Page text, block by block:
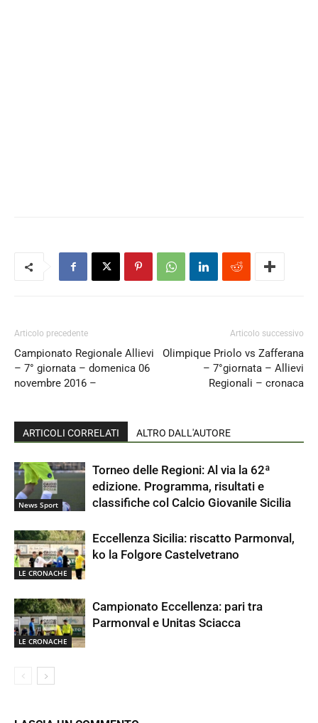
Articolo precedente
Campionato Regionale Allievi
– 7° giornata – domenica 06
novembre 2016 –
Articolo successivo
Olimpique Priolo vs Zafferana
– 7°giornata – Allievi
Regionali – cronaca
ARTICOLI CORRELATI ALTRO DALL'AUTORE
News Sport
Torneo delle Regioni: Al via la 62ª
edizione. Programma, risultati e
classifiche col Calcio Giovanile Sicilia
LE CRONACHE
Eccellenza Sicilia: riscatto Parmonval,
ko la Folgore Castelvetrano
LE CRONACHE
Campionato Eccellenza: pari tra
Parmonval e Unitas Sciacca